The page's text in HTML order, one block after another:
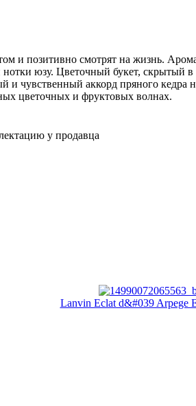
и позитивно смотрят на жизнь.
юзу. Цветочный букет, скрытый
и чувственный аккорд пряного
цветочных и фруктовых волнах.
у продавца
Lanvin Eclat d&#039 Arpege